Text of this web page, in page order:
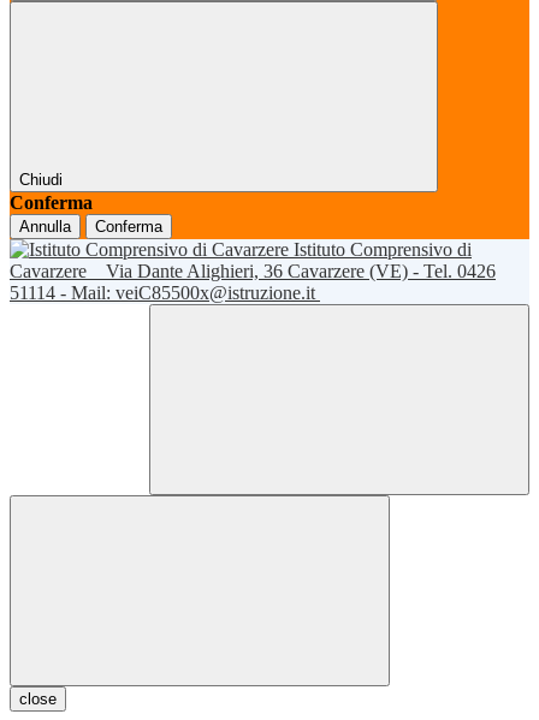
Chiudi
Conferma
Annulla Conferma
Istituto Comprensivo di
Cavarzere
Via Dante Alighieri, 36 Cavarzere (VE) - Tel. 0426
51114 - Mail: veiC85500x@istruzione.it
close